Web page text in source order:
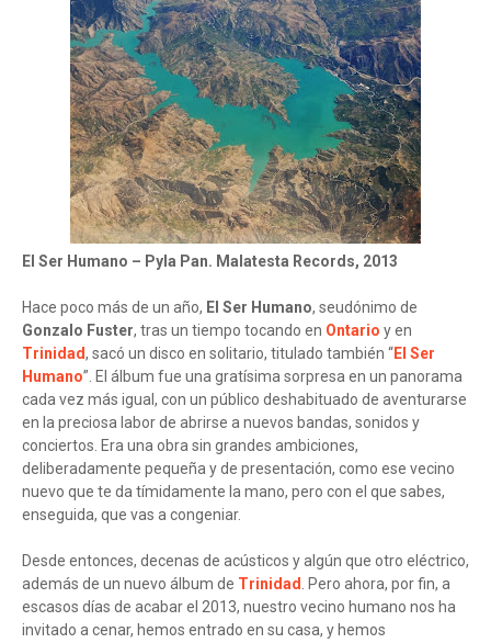
El Ser Humano – Pyla Pan. Malatesta Records, 2013
Hace poco más de un año, El Ser Humano, seudónimo de
Gonzalo Fuster, tras un tiempo tocando en Ontario y en
Trinidad, sacó un disco en solitario, titulado también “El Ser
Humano”. El álbum fue una gratísima sorpresa en un panorama
cada vez más igual, con un público deshabituado de aventurarse
en la preciosa labor de abrirse a nuevos bandas, sonidos y
conciertos. Era una obra sin grandes ambiciones,
deliberadamente pequeña y de presentación, como ese vecino
nuevo que te da tímidamente la mano, pero con el que sabes,
enseguida, que vas a congeniar.
Desde entonces, decenas de acústicos y algún que otro eléctrico,
además de un nuevo álbum de Trinidad. Pero ahora, por fin, a
escasos días de acabar el 2013, nuestro vecino humano nos ha
invitado a cenar, hemos entrado en su casa, y hemos